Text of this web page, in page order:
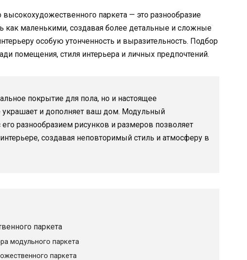
паркета — это разнообразие
как маленькими, создавая более детальные и сложные
особую утонченность и выразительность. Подбор
помещения, стиля интерьера и личных предпочтений.
покрытие для пола, но и настоящее
украшает и дополняет ваш дом. Модульный
разнообразием рисунков и размеров позволяет
создавая неповторимый стиль и атмосферу в
паркета
модульного паркета
паркета